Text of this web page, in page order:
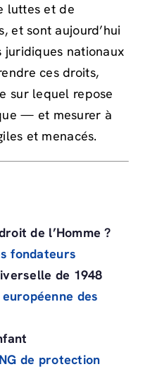
luttes et de
et sont aujourd’hui
juridiques nationaux
ces droits,
sur lequel repose
— et mesurer à
et menacés.
de l’Homme ?
fondateurs
de 1948
des
de protection